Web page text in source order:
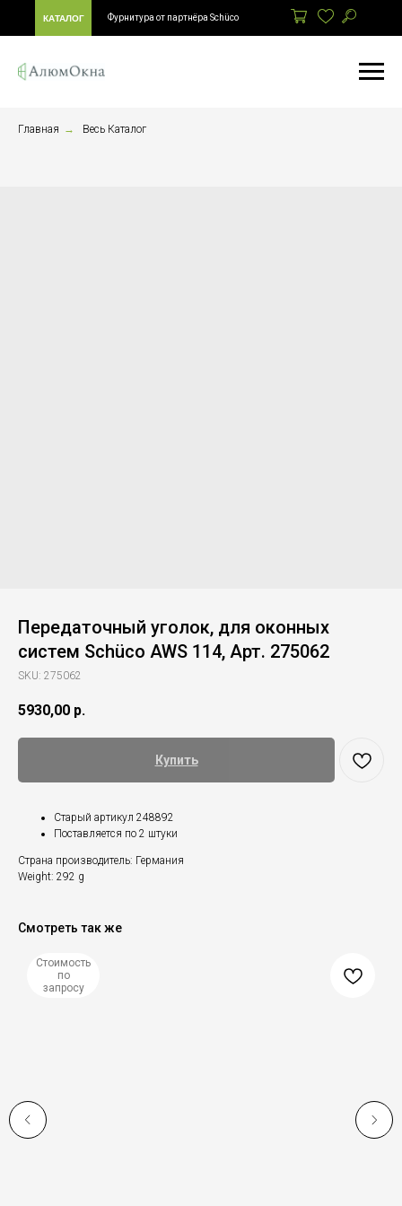
КАТАЛОГ Фурнитура от партнёра Schüco
Главная → Весь Каталог
Передаточный уголок, для оконных
систем Schüco AWS 114, Арт. 275062
SKU: 275062
5930,00 р.
Купить
Старый артикул 248892
Поставляется по 2 штуки
Страна производитель: Германия
Weight: 292 g
Смотреть так же
Стоимость
по
запросу